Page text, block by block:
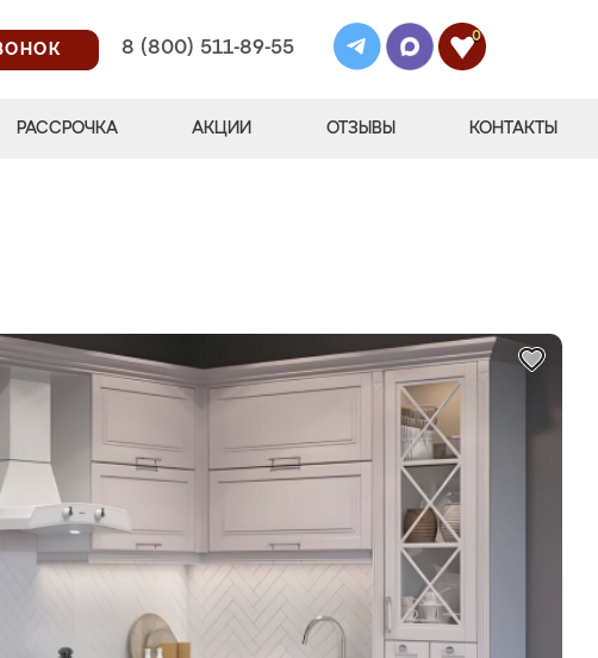
8 (800) 511-89-55
0
РАССРОЧКА АКЦИИ ОТЗЫВЫ КОНТАКТЫ